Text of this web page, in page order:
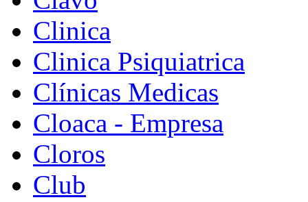
Clinica
Clinica Psiquiatrica
Clínicas Medicas
Cloaca - Empresa
Cloros
Club